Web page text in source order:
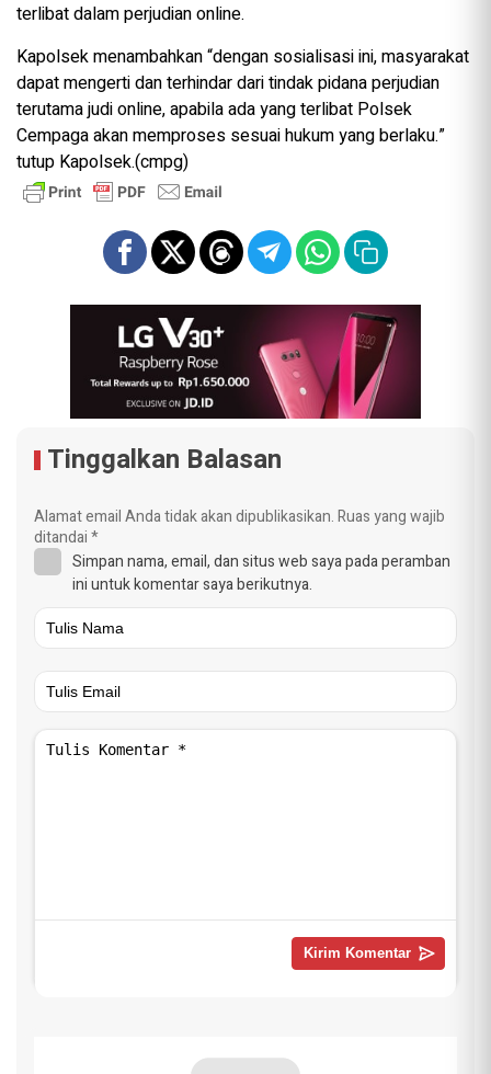
terlibat dalam perjudian online.
Kapolsek menambahkan “dengan sosialisasi ini, masyarakat
dapat mengerti dan terhindar dari tindak pidana perjudian
terutama judi online, apabila ada yang terlibat Polsek
Cempaga akan memproses sesuai hukum yang berlaku.”
tutup Kapolsek.(cmpg)
Tinggalkan Balasan
Alamat email Anda tidak akan dipublikasikan.Ruas yang wajib
ditandai*
Simpan nama, email, dan situs web saya pada peramban
ini untuk komentar saya berikutnya.